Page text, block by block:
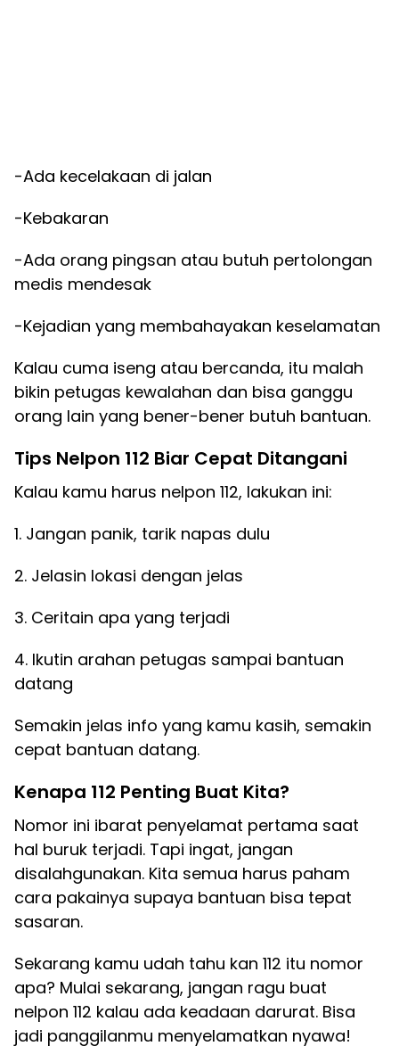
-Ada kecelakaan di jalan
-Kebakaran
-Ada orang pingsan atau butuh pertolongan
medis mendesak
-Kejadian yang membahayakan keselamatan
Kalau cuma iseng atau bercanda, itu malah
bikin petugas kewalahan dan bisa ganggu
orang lain yang bener-bener butuh bantuan.
Tips Nelpon 112 Biar Cepat Ditangani
Kalau kamu harus nelpon 112, lakukan ini:
1. Jangan panik, tarik napas dulu
2. Jelasin lokasi dengan jelas
3. Ceritain apa yang terjadi
4. Ikutin arahan petugas sampai bantuan
datang
Semakin jelas info yang kamu kasih, semakin
cepat bantuan datang.
Kenapa 112 Penting Buat Kita?
Nomor ini ibarat penyelamat pertama saat
hal buruk terjadi. Tapi ingat, jangan
disalahgunakan. Kita semua harus paham
cara pakainya supaya bantuan bisa tepat
sasaran.
Sekarang kamu udah tahu kan 112 itu nomor
apa? Mulai sekarang, jangan ragu buat
nelpon 112 kalau ada keadaan darurat. Bisa
jadi panggilanmu menyelamatkan nyawa!